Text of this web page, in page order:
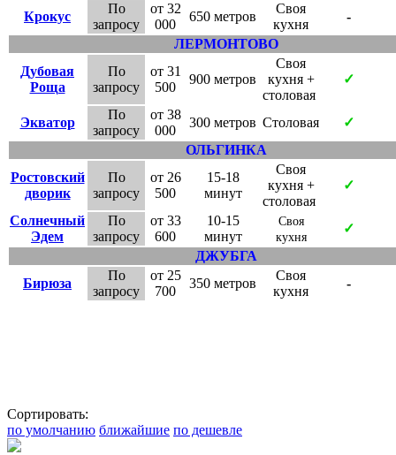
Крокус
По
запросу
от 32
000
650 метров
Своя
кухня
-
ЛЕРМОНТОВО
Дубовая
Роща
По
запросу
от 31
500
900 метров
Своя
кухня +
столовая
✓
Экватор
По
запросу
от 38
000
300 метров Столовая
✓
ОЛЬГИНКА
Ростовский
дворик
По
запросу
от 26
500
15-18
минут
Своя
кухня +
столовая
✓
Солнечный
Эдем
По
запросу
от 33
600
10-15
минут
Своя
кухня
✓
ДЖУБГА
Бирюза
По
запросу
от 25
700
350 метров
Своя
кухня
-
Сортировать:
по умолчанию ближайшие по дешевле